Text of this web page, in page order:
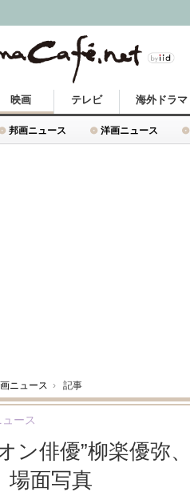
映画
邦画ニュース 洋画ニュース
テレビ 海外ドラマ
ニュース › 記事
ン俳優”柳楽優弥
場面写真
ース